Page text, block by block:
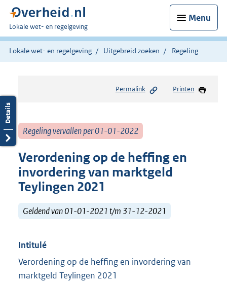
Menu
U
bent
hier:
Lokale wet- en regelgeving
Lokale wet- en regelgeving Uitgebreid zoeken Regeling
Permalink Printen
Regeling vervallen per 01-01-2022
Verordening op de heffing en
invordering van marktgeld
Teylingen 2021
Geldend van 01-01-2021 t/m 31-12-2021
Intitulé
Verordening op de heffing en invordering van
marktgeld Teylingen 2021